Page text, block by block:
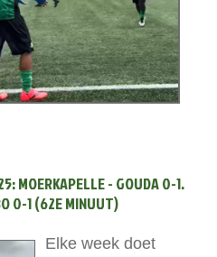
MOERKAPELLE - GOUDA 0-1.
0-1 (62E MINUUT)
Elke week doet